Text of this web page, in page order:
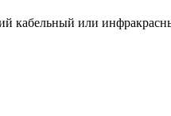
кабельный или